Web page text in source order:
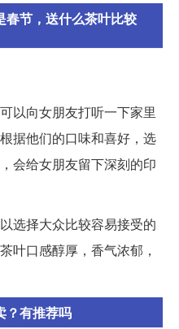
春节，送什么茶叶比较
以向女朋友打听一下家里
据他们的口味和喜好，选
会给女朋友留下深刻的印
选择大众比较容易接受的
叶口感醇厚，香气浓郁，
？有推荐吗